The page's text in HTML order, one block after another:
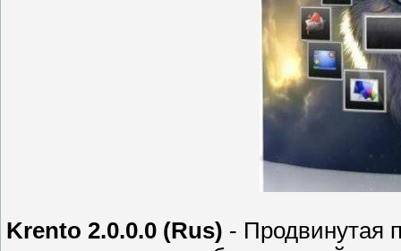
Krento 2.0.0.0 (Rus) - Продвинутая